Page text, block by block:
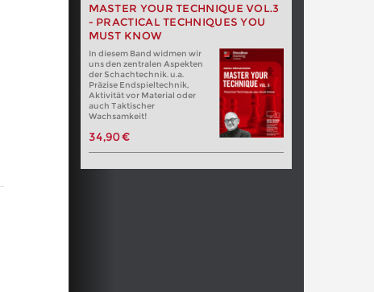
MASTER YOUR TECHNIQUE VOL.3
- PRACTICAL TECHNIQUES YOU
MUST KNOW
In diesem Band widmen wir
uns den zentralen Aspekten
der Schachtechnik. u.a.
Präzise Endspieltechnik,
Aktivität vor Material oder
auch Taktischer
Wachsamkeit!
34,90 €